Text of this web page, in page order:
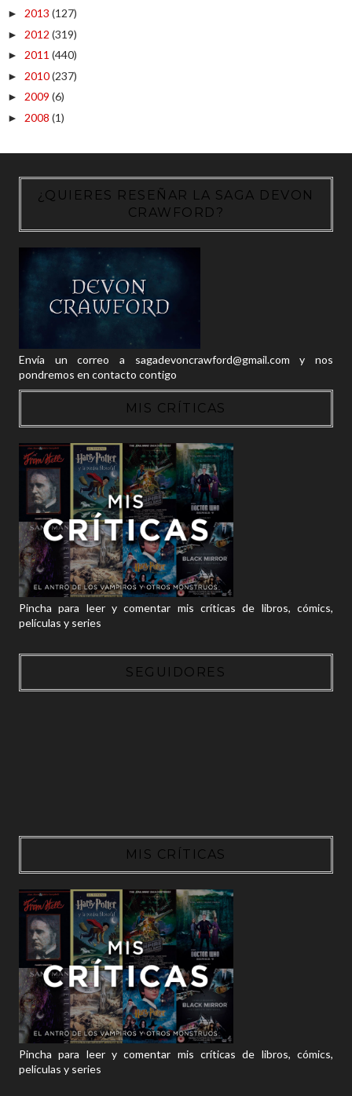
► 2013 (127)
► 2012 (319)
► 2011 (440)
► 2010(237)
► 2009 (6)
► 2008 (1)
¿QUIERES RESEÑAR LA SAGA DEVON
CRAWFORD?
Envía un correo a sagadevoncrawford@gmail.com y nos
pondremos en contacto contigo
MIS CRÍTICAS
Pincha para leer y comentar mis críticas de libros, cómics,
películas y series
SEGUIDORES
MIS CRÍTICAS
Pincha para leer y comentar mis críticas de libros, cómics,
películas y series